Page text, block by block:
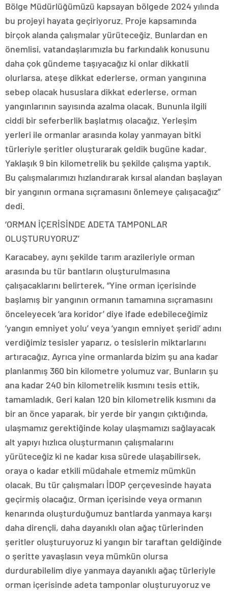
Bölge Müdürlüğümüzü kapsayan bölgede 2024 yılında
bu projeyi hayata geçiriyoruz. Proje kapsamında
birçok alanda çalışmalar yürüteceğiz. Bunlardan en
önemlisi, vatandaşlarımızla bu farkındalık konusunu
daha çok gündeme taşıyacağız ki onlar dikkatli
olurlarsa, ateşe dikkat ederlerse, orman yangınına
sebep olacak hususlara dikkat ederlerse, orman
yangınlarının sayısında azalma olacak. Bununla ilgili
ciddi bir seferberlik başlatmış olacağız. Yerleşim
yerleri ile ormanlar arasında kolay yanmayan bitki
türleriyle şeritler oluşturarak geldik bugüne kadar.
Yaklaşık 9 bin kilometrelik bu şekilde çalışma yaptık.
Bu çalışmalarımızı hızlandırarak kırsal alandan başlayan
bir yangının ormana sıçramasını önlemeye çalışacağız”
dedi.
‘ORMAN İÇERİSİNDE ADETA TAMPONLAR
OLUŞTURUYORUZ’
Karacabey, aynı şekilde tarım arazileriyle orman
arasında bu tür bantların oluşturulmasına
çalışacaklarını belirterek, “Yine orman içerisinde
başlamış bir yangının ormanın tamamına sıçramasını
önceleyecek ‘ara koridor’ diye ifade edebileceğimiz
‘yangın emniyet yolu’ veya ‘yangın emniyet şeridi’ adını
verdiğimiz tesisler yaparız, o tesislerin miktarlarını
artıracağız. Ayrıca yine ormanlarda bizim şu ana kadar
planlanmış 360 bin kilometre yolumuz var. Bunların şu
ana kadar 240 bin kilometrelik kısmını tesis ettik,
tamamladık. Geri kalan 120 bin kilometrelik kısmını da
bir an önce yaparak, bir yerde bir yangın çıktığında,
ulaşmamız gerektiğinde kolay ulaşmamızı sağlayacak
alt yapıyı hızlıca oluşturmanın çalışmalarını
yürüteceğiz ki ne kadar kısa sürede ulaşabilirsek,
oraya o kadar etkili müdahale etmemiz mümkün
olacak. Bu tür çalışmaları İDOP çerçevesinde hayata
geçirmiş olacağız. Orman içerisinde veya ormanın
kenarında oluşturduğumuz bantlarda yanmaya karşı
daha dirençli, daha dayanıklı olan ağaç türlerinden
şeritler oluşturuyoruz ki yangın bir taraftan geldiğinde
o şeritte yavaşlasın veya mümkün olursa
durdurabilelim diye yanmaya dayanıklı ağaç türleriyle
orman içerisinde adeta tamponlar oluşturuyoruz ve